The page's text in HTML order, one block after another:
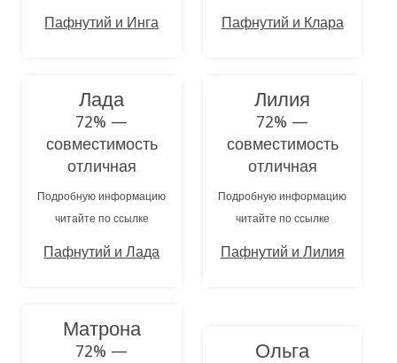
Пафнутий и Инга Пафнутий и Клара
Лада
72% —
совместимость
отличная
Подробную информацию
читайте по ссылке
Пафнутий и Лада
Лилия
72% —
совместимость
отличная
Подробную информацию
читайте по ссылке
Пафнутий и Лилия
Матрона
72% —
Ольга